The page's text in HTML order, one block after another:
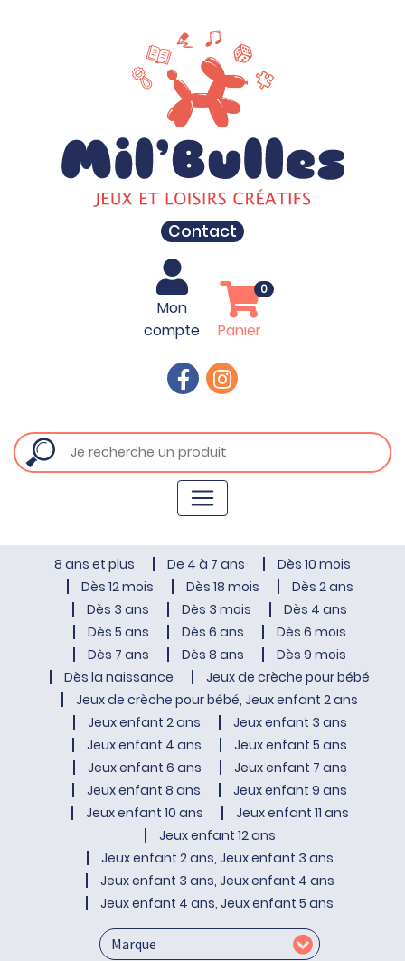
Contact
Mon
compte
Panier
0
8 ans et plus De 4 à 7 ans
Dès 10 mois
Dès 12 mois
Dès 18 mois
Dès 2 ans
Dès 3 ans
Dès 3 mois
Dès 4 ans
Dès 5 ans
Dès 6 ans
Dès 6 mois
Dès 7 ans
Dès 8 ans
Dès 9 mois
Dès la naissance
Jeux de crèche pour bébé
Jeux de crèche pour bébé, Jeux enfant 2 ans
Jeux enfant 2 ans
Jeux enfant 3 ans
Jeux enfant 4 ans
Jeux enfant 5 ans
Jeux enfant 6 ans
Jeux enfant 7 ans
Jeux enfant 8 ans
Jeux enfant 9 ans
Jeux enfant 10 ans
Jeux enfant 11 ans
Jeux enfant 12 ans
Jeux enfant 2 ans, Jeux enfant 3 ans
Jeux enfant 3 ans, Jeux enfant 4 ans
Jeux enfant 4 ans, Jeux enfant 5 ans